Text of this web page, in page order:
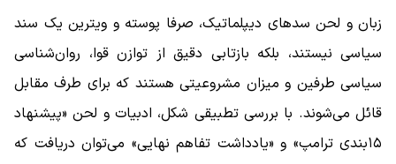
زبان و لحن سدهای دیپلماتیک، صرفا پوسته و ویترین یک سند
سیاسی نیستند، بلکه بازتابی دقیق از توازن قوا، روان‌شناسی
سیاسی طرفین و میزان مشروعیتی هستند که برای طرف مقابل
قائل می‌شوند. با بررسی تطبیقی شکل، ادبیات و لحن «پیشنهاد
۱۵‌بندی ترامپ» و «یادداشت تفاهم نهایی» می‌توان دریافت که